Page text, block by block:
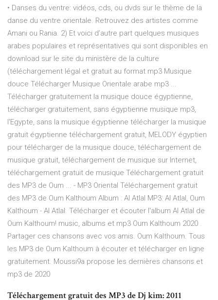
• Danses du ventre: vidéos, cds, ou dvds sur le thème de la
danse du ventre orientale. Retrouvez des artistes comme
Amani ou Rania. 2) Et voici d’autre part quelques musiques
arabes populaires et représentatives qui sont disponibles en
download sur le site du ministère de la culture
(téléchargement légal et gratuit au format mp3 Musique
douce Télécharger Musique Orientale arabe mp3 ...
Télécharger gratuitement la musique douce égyptienne,
télécharger gratuitement, sans égyptienne musique mp3,
l'Egypte, sans la musique égyptienne télécharger la musique
gratuit égyptienne téléchargement gratuit, MELODY égyptien
pour télécharger de la musique douce, téléchargement de
musique gratuit, téléchargement de musique sur Internet,
téléchargement gratuit de musique Téléchargement gratuit
des MP3 de Oum ... - MP3 Oriental Téléchargement gratuit
des MP3 de Oum Kalthoum Album : Al Atlal MP3: Al Atlal, Oum
Kalthoum - Al Atlal. Télécharger et écouter l'album Al Atlal de
Oum Kalthoum! music, albums et mp3 Oum Kalthoum 2020 .
Partager ces chansons avec vos amis. Oum Kalthoum. Tous
les MP3 de Oum Kalthoum à écouter et télécharger en ligne
gratuitement. Moussi9a propose les dernières chansons et
mp3 de 2020
Téléchargement gratuit des MP3 de Dj kim: 2011